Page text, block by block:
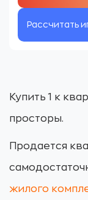
Рассчитать
Купить 1 к
просторы.
Продается
жилого